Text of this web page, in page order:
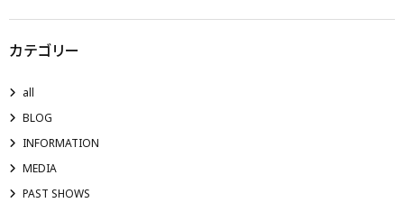
カテゴリー
all
BLOG
INFORMATION
MEDIA
PAST SHOWS